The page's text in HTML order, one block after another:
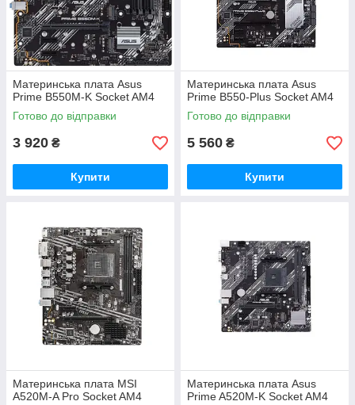
Материнська плата Asus
Prime B550M-K Socket AM4
Готово до відправки
3 920 ₴
Купити
Материнська плата Asus
Prime B550-Plus Socket AM4
Готово до відправки
5 560 ₴
Купити
Материнська плата MSI
A520M-A Pro Socket AM4
Материнська плата Asus
Prime A520M-K Socket AM4